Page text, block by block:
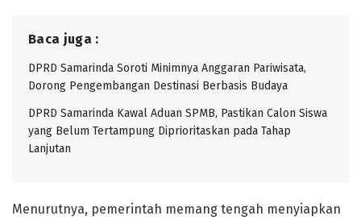
Baca juga :
DPRD Samarinda Soroti Minimnya Anggaran Pariwisata,
Dorong Pengembangan Destinasi Berbasis Budaya
DPRD Samarinda Kawal Aduan SPMB, Pastikan Calon Siswa
yang Belum Tertampung Diprioritaskan pada Tahap
Lanjutan
Menurutnya, pemerintah memang tengah menyiapkan